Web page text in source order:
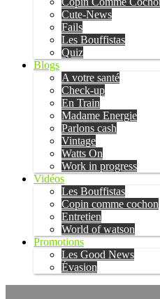
Cute-News
Fails
Les Bouffistas
Quiz
Blogs
A votre santé
Check-up
En Train
Madame Energie
Parlons cash
Vintage
Watts On
Work in progress
Vidéos
Les Bouffistas
Copin comme cochon
Entretien
World of watson
Promotions
Les Good News
Évasion